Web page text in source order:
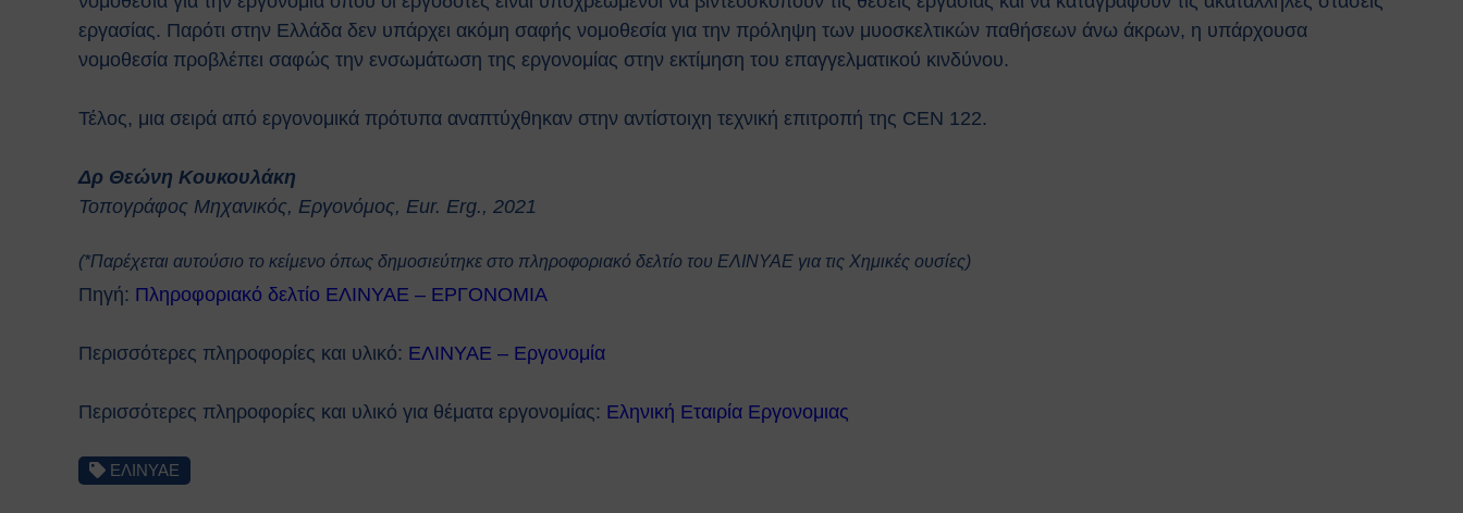
εργασίας. Παρότι στην Ελλάδα δεν υπάρχει ακόμη σαφής νομοθεσία για την πρόληψη των μυοσκελτικών παθήσεων άνω άκρων, η υπάρχουσα
νομοθεσία προβλέπει σαφώς την ενσωμάτωση της εργονομίας στην εκτίμηση του επαγγελματικού κινδύνου.
Τέλος, μια σειρά από εργονομικά πρότυπα αναπτύχθηκαν στην αντίστοιχη τεχνική επιτροπή της CEN 122.
Δρ Θεώνη Κουκουλάκη
Τοπογράφος Μηχανικός, Εργονόμος, Eur. Erg., 2021
(*Παρέχεται αυτούσιο το κείμενο όπως δημοσιεύτηκε στο πληροφοριακό δελτίο του ΕΛΙΝΥΑΕ για τις Χημικές ουσίες)
Πηγή: Πληροφοριακό δελτίο ΕΛΙΝΥΑΕ – ΕΡΓΟΝΟΜΙΑ
Περισσότερες πληροφορίες και υλικό: ΕΛΙΝΥΑΕ – Εργονομία
Περισσότερες πληροφορίες και υλικό για θέματα εργονομίας: Εληνική Εταιρία Εργονομιας
ΕΛΙΝΥΑΕ